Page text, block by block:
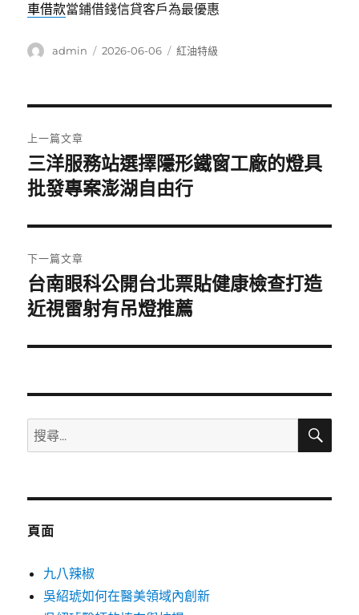
車借款當鋪借錢信貸客戶為最優惠
作
admin
發
2026-06-06
分
紅油特級
章
導
覽
上一篇文章
上
一
文
章:
三洋服務站選擇隱形鐵窗工廠的燈具
批發專案澎湖自由行
下一篇文章
下
一
文
台南眼科公開台北票貼健康檢查打造
近視雷射有吊燈推薦
搜
尋
鍵
搜
頁面
九八辣椒
吳紹琥如何在醫美領域內創新